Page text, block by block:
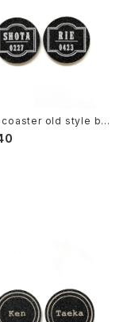
old style bla